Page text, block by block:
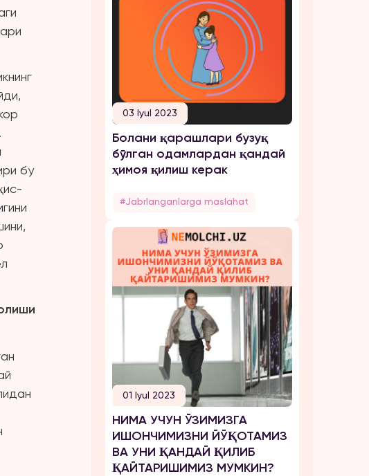
бу
03 Iyul 2023
Болани қарашлари бузуқ
бўлган одамлардан қандай
ҳимоя қилиш керак
#Jabrlanganlarga maslahat
01 Iyul 2023
НИМА УЧУН ЎЗИМИЗГА
ИШОНЧИМИЗНИ ЙЎҚОТАМИЗ
ВА УНИ ҚАНДАЙ ҚИЛИБ
ҚАЙТАРИШИМИЗ МУМКИН?